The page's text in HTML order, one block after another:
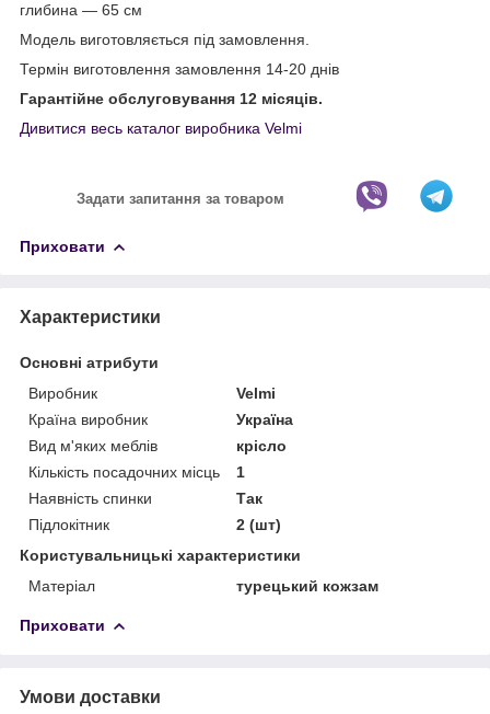
глибина ― 65 см
Модель виготовляється під замовлення.
Термін виготовлення замовлення 14-20 днів
Гарантійне обслуговування 12 місяців.
Дивитися весь каталог виробника Velmi
Задати запитання за товаром
Приховати
Характеристики
Основні атрибути
Виробник
Velmi
Країна виробник
Україна
Вид м'яких меблів
крісло
Кількість посадочних місць
1
Наявність спинки
Так
Підлокітник
2 (шт)
Користувальницькі характеристики
Матеріал
турецький кожзам
Приховати
Умови доставки